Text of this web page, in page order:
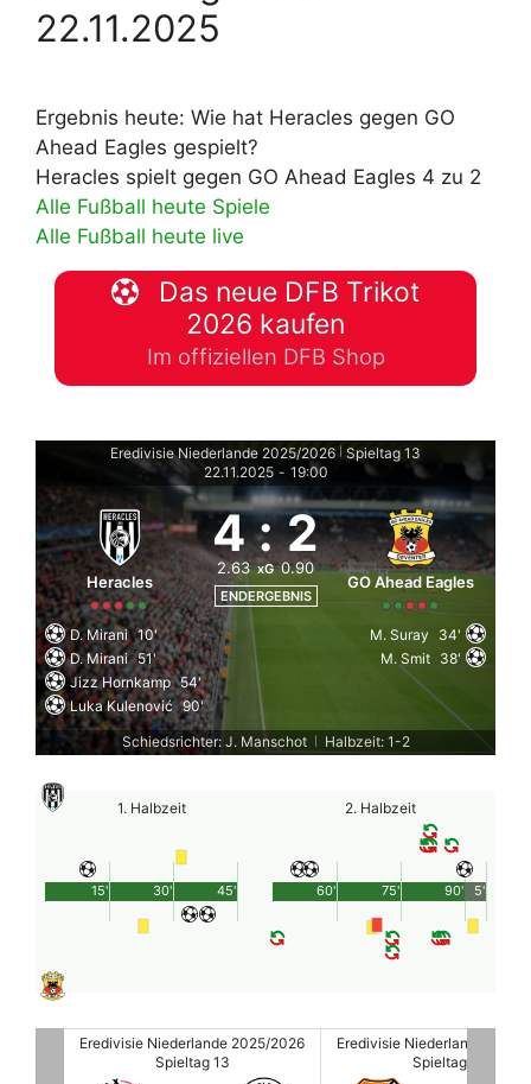
22.11.2025
Ergebnis heute: Wie hat Heracles gegen GO
Ahead Eagles gespielt?
Heracles spielt gegen GO Ahead Eagles 4 zu 2
Alle Fußball heute Spiele
Alle Fußball heute live
Das neue DFB Trikot
2026 kaufen
Im offiziellen DFB Shop
Eredivisie Niederlande 2025/2026 Spieltag 13
22.11.2025 - 19:00
Heracles
4 : 2
2.63 xG 0.90
ENDERGEBNIS
GO Ahead Eagles
D. Mirani 10'
D. Mirani 51'
Jizz Hornkamp 54'
Luka Kulenović 90'
M. Suray 34'
M. Smit 38'
Schiedsrichter: J. Manschot Halbzeit: 1-2
1. Halbzeit
45'
15' 30'
2. Halbzeit
90'
60' 75' 5'
Eredivisie Niederlande 2025/2026
Spieltag 13
Eredivisie Niederlande
Spieltag 13